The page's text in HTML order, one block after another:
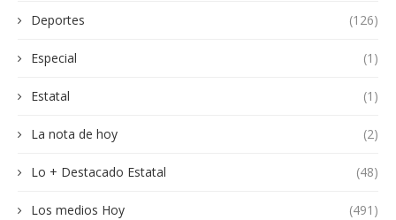
Deportes (126)
Especial (1)
Estatal (1)
La nota de hoy (2)
Lo + Destacado Estatal (48)
Los medios Hoy (491)